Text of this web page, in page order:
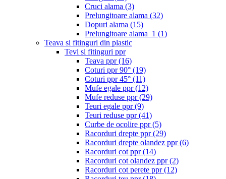
Cruci alama (3)
Prelungitoare alama (32)
Dopuri alama (15)
Prelungitoare alama_1 (1)
Teava si fitinguri din plastic
Tevi si fitinguri ppr
Teava ppr(16)
Coturi ppr 90° (19)
Coturi ppr 45° (11)
Mufe egale ppr(12)
Mufe reduse ppr(29)
Teuri egale ppr(9)
Teuri reduse ppr(41)
Curbe de ocolire ppr(5)
Racorduri drepte ppr(29)
Racorduri drepte olandez ppr(6)
Racorduri cot ppr(14)
Racorduri cot olandez ppr(2)
Racorduri cot perete ppr(12)